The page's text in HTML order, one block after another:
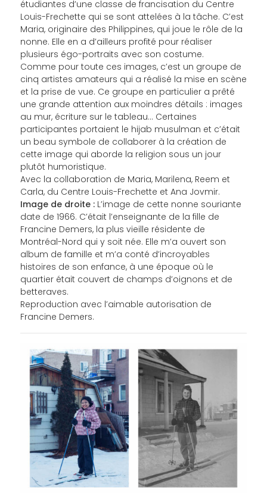
étudiantes d’une classe de francisation du Centre
Louis-Frechette qui se sont attelées à la tâche. C’est
Maria, originaire des Philippines, qui joue le rôle de la
nonne. Elle en a d’ailleurs profité pour réaliser
plusieurs égo-portraits avec son costume.
Comme pour toute ces images, c’est un groupe de
cinq artistes amateurs qui a réalisé la mise en scène
et la prise de vue. Ce groupe en particulier a prêté
une grande attention aux moindres détails : images
au mur, écriture sur le tableau… Certaines
participantes portaient le hijab musulman et c’était
un beau symbole de collaborer à la création de
cette image qui aborde la religion sous un jour
plutôt humoristique.
Avec la collaboration de Maria, Marilena, Reem et
Carla, du Centre Louis-Frechette et Ana Jovmir.
Image de droite :L’image de cette nonne souriante
date de 1966. C’était l’enseignante de la fille de
Francine Demers, la plus vieille résidente de
Montréal-Nord qui y soit née. Elle m’a ouvert son
album de famille et m’a conté d’incroyables
histoires de son enfance, à une époque où le
quartier était couvert de champs d’oignons et de
betteraves.
Reproduction avec l’aimable autorisation de
Francine Demers.